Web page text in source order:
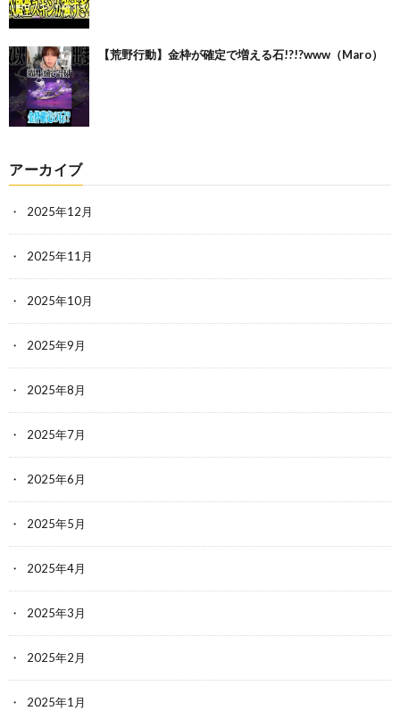
【荒野行動】金枠が確定で増える石!?!?www（Maro）
アーカイブ
2025年12月
2025年11月
2025年10月
2025年9月
2025年8月
2025年7月
2025年6月
2025年5月
2025年4月
2025年3月
2025年2月
2025年1月